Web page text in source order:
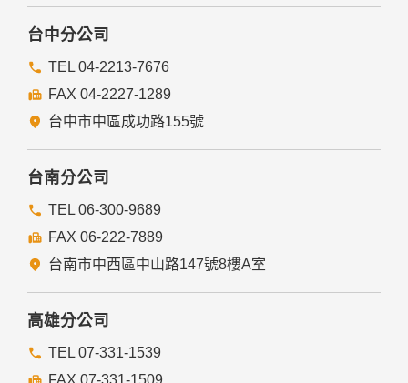
與公務機關或學術研究機構合作，基於公共利益為統計或學術
研究而有必要，且資料經過提供者處理或蒐集者依其揭露方式
無從識別特定之當事人。
當您在網站的行為，違反服務條款或可能損害或妨礙網站與其
揭露您的個人資料是為了辨識、聯絡或採取法律行動所必要
者。
本網站委託廠商協助蒐集、處理或利用您的個人資料時，將對
委外廠商或個人善盡監督管理之責。
六、Cookie之使用
為了提供您最佳的服務，本網站會在您的電腦中放置並取用我
們的Cookie，若您不願接受Cookie的寫入，您可在您使用的
瀏覽器功能項中設定隱私權等級為高，即可拒絕Cookie的寫
七、隱私權保護政策之修正
款將刊登於網站上。
台中分公司
TEL 04-2213-7676
FAX 04-2227-1289
台中市中區成功路155號
台南分公司
TEL 06-300-9689
FAX 06-222-7889
台南市中西區中山路147號8樓A室
高雄分公司
TEL 07-331-1539
FAX 07-331-1509